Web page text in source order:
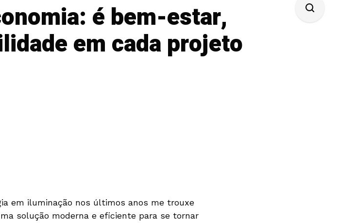
é bem-estar,
em cada projeto
em iluminação nos últimos anos me trouxe
solução moderna e eficiente para se tornar